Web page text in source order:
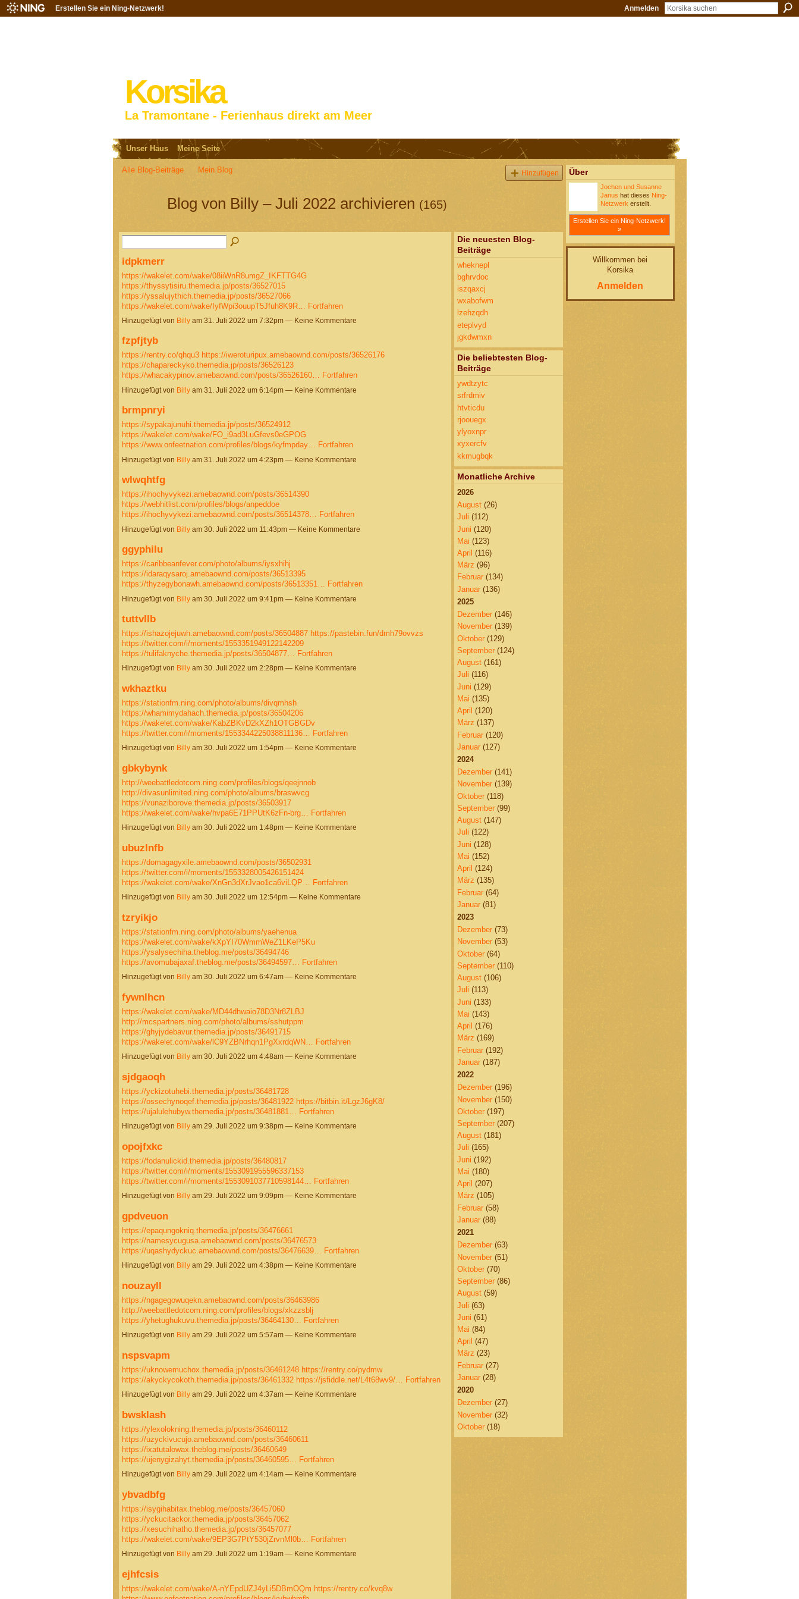
Erstellen Sie ein Ning-Netzwerk! Anmelden
Korsika
La Tramontane - Ferienhaus direkt am Meer
Unser Haus Meine Seite
Alle Blog-Beiträge Mein Blog Hinzufügen
Blog von Billy – Juli 2022 archivieren (165)
idpkmerr
https://wakelet.com/wake/08iiWnR8umgZ_IKFTTG4G
https://thyssytisiru.themedia.jp/posts/36527015
https://yssalujythich.themedia.jp/posts/36527066
https://wakelet.com/wake/IyfWpi3ouupT5Jfuh8K9R…
Fortfahren
Hinzugefügt von Billyam 31. Juli 2022 um 7:32pm — Keine Kommentare
fzpfjtyb
https://rentry.co/qhqu3 https://iweroturipux.amebaownd.com/posts/36526176
https://chapareckyko.themedia.jp/posts/36526123
https://whacakypinov.amebaownd.com/posts/36526160… Fortfahren
Hinzugefügt von Billyam 31. Juli 2022 um 6:14pm — Keine Kommentare
brmpnryi
https://sypakajunuhi.themedia.jp/posts/36524912
https://wakelet.com/wake/FO_i9ad3LuGfevs0eGPOG
https://www.onfeetnation.com/profiles/blogs/kyfmpday… Fortfahren
Hinzugefügt von Billyam 31. Juli 2022 um 4:23pm — Keine Kommentare
wlwqhtfg
https://ihochyvykezi.amebaownd.com/posts/36514390
https://webhitlist.com/profiles/blogs/anpeddoe
https://ihochyvykezi.amebaownd.com/posts/36514378… Fortfahren
Hinzugefügt von Billyam 30. Juli 2022 um 11:43pm — Keine Kommentare
ggyphilu
https://caribbeanfever.com/photo/albums/iysxhihj
https://idaraqysaroj.amebaownd.com/posts/36513395
https://thyzegybonawh.amebaownd.com/posts/36513351… Fortfahren
Hinzugefügt von Billyam 30. Juli 2022 um 9:41pm — Keine Kommentare
tuttvllb
https://ishazojejuwh.amebaownd.com/posts/36504887 https://pastebin.fun/dmh79ovvzs
https://twitter.com/i/moments/1553351949122142209
https://tulifaknyche.themedia.jp/posts/36504877… Fortfahren
Hinzugefügt von Billyam 30. Juli 2022 um 2:28pm — Keine Kommentare
wkhaztku
https://stationfm.ning.com/photo/albums/divqmhsh
https://whamimydahach.themedia.jp/posts/36504206
https://wakelet.com/wake/KabZBKvD2kXZh1OTGBGDv
https://twitter.com/i/moments/1553344225038811136… Fortfahren
Hinzugefügt von Billyam 30. Juli 2022 um 1:54pm — Keine Kommentare
gbkybynk
http://weebattledotcom.ning.com/profiles/blogs/qeejnnob
http://divasunlimited.ning.com/photo/albums/braswvcg
https://vunaziborove.themedia.jp/posts/36503917
https://wakelet.com/wake/hvpa6E71PPUtK6zFn-brg… Fortfahren
Hinzugefügt von Billyam 30. Juli 2022 um 1:48pm — Keine Kommentare
ubuzlnfb
https://domagagyxile.amebaownd.com/posts/36502931
https://twitter.com/i/moments/1553328005426151424
https://wakelet.com/wake/XnGn3dXrJvao1ca6viLQP… Fortfahren
Hinzugefügt von Billyam 30. Juli 2022 um 12:54pm — Keine Kommentare
tzryikjo
https://stationfm.ning.com/photo/albums/yaehenua
https://wakelet.com/wake/kXpYI70WmmWeZ1LKeP5Ku
https://ysalysechiha.theblog.me/posts/36494746
https://avomubajaxaf.theblog.me/posts/36494597… Fortfahren
Hinzugefügt von Billyam 30. Juli 2022 um 6:47am — Keine Kommentare
fywnlhcn
https://wakelet.com/wake/MD44dhwaio78D3Nr8ZLBJ
http://mcspartners.ning.com/photo/albums/sshutppm
https://ghyjydebavur.themedia.jp/posts/36491715
https://wakelet.com/wake/lC9YZBNrhqn1PgXxrdqWN… Fortfahren
Hinzugefügt von Billyam 30. Juli 2022 um 4:48am — Keine Kommentare
sjdgaoqh
https://yckizotuhebi.themedia.jp/posts/36481728
https://ossechynoqef.themedia.jp/posts/36481922 https://bitbin.it/LgzJ6gK8/
https://ujalulehubyw.themedia.jp/posts/36481881… Fortfahren
Hinzugefügt von Billyam 29. Juli 2022 um 9:38pm — Keine Kommentare
opojfxkc
https://fodanulickid.themedia.jp/posts/36480817
https://twitter.com/i/moments/1553091955596337153
https://twitter.com/i/moments/1553091037710598144…
Fortfahren
Hinzugefügt von Billyam 29. Juli 2022 um 9:09pm — Keine Kommentare
gpdveuon
https://epaqungokniq.themedia.jp/posts/36476661
https://namesycugusa.amebaownd.com/posts/36476573
https://uqashydyckuc.amebaownd.com/posts/36476639…
Fortfahren
Hinzugefügt von Billyam 29. Juli 2022 um 4:38pm — Keine Kommentare
nouzayll
https://ngagegowuqekn.amebaownd.com/posts/36463986
http://weebattledotcom.ning.com/profiles/blogs/xkzzsblj
https://yhetughukuvu.themedia.jp/posts/36464130…
Fortfahren
Hinzugefügt von Billyam 29. Juli 2022 um 5:57am — Keine Kommentare
nspsvapm
https://uknowemuchox.themedia.jp/posts/36461248 https://rentry.co/pydmw
https://akyckycokoth.themedia.jp/posts/36461332 https://jsfiddle.net/L4t68wv9/… Fortfahren
Hinzugefügt von Billyam 29. Juli 2022 um 4:37am — Keine Kommentare
bwsklash
https://ylexolokning.themedia.jp/posts/36460112
https://uzyckivucujo.amebaownd.com/posts/36460611
https://ixatutalowax.theblog.me/posts/36460649
https://ujenygizahyt.themedia.jp/posts/36460595…
Fortfahren
Hinzugefügt von Billyam 29. Juli 2022 um 4:14am — Keine Kommentare
ybvadbfg
https://isygihabitax.theblog.me/posts/36457060
https://yckucitackor.themedia.jp/posts/36457062
https://xesuchihatho.themedia.jp/posts/36457077
https://wakelet.com/wake/9EP3G7PtY530jZrvnMl0b…
Fortfahren
Hinzugefügt von Billyam 29. Juli 2022 um 1:19am — Keine Kommentare
ejhfcsis
https://wakelet.com/wake/A-nYEpdUZJ4yLi5DBmOQm https://rentry.co/kvq8w
Die neuesten Blog-
Beiträge
wheknepl
bghrvdoc
iszqaxcj
wxabofwm
lzehzqdh
eteplvyd
jgkdwmxn
Die beliebtesten Blog-
Beiträge
ywdtzytc
srfrdmiv
htvticdu
rjoouegx
ylyoxnpr
xyxercfv
kkmugbqk
Monatliche Archive
2026
August(26)
Juli (112)
Juni (120)
Mai (123)
April (116)
März (96)
Februar(134)
Januar(136)
2025
Dezember(146)
November(139)
Oktober(129)
September(124)
August(161)
Juli (116)
Juni (129)
Mai (135)
April (120)
März (137)
Februar(120)
Januar(127)
2024
Dezember(141)
November(139)
Oktober(118)
September(99)
August(147)
Juli (122)
Juni (128)
Mai (152)
April (124)
März (135)
Februar(64)
Januar(81)
2023
Dezember(73)
November(53)
Oktober(64)
September(110)
August(106)
Juli (113)
Juni (133)
Mai (143)
April (176)
März (169)
Februar(192)
Januar(187)
2022
Dezember(196)
November(150)
Oktober(197)
September(207)
August(181)
Juli (165)
Juni (192)
Mai (180)
April (207)
März (105)
Februar(58)
Januar(88)
2021
Dezember(63)
November(51)
Oktober(70)
September(86)
August(59)
Juli (63)
Juni (61)
Mai (84)
April (47)
März (23)
Februar(27)
Januar(28)
2020
Dezember(27)
November(32)
Oktober(18)
Über
Jochen und Susanne
Janus hat dieses Ning-
Netzwerk erstellt.
Erstellen Sie ein Ning-Netzwerk!
»
Willkommen bei
Korsika
Anmelden